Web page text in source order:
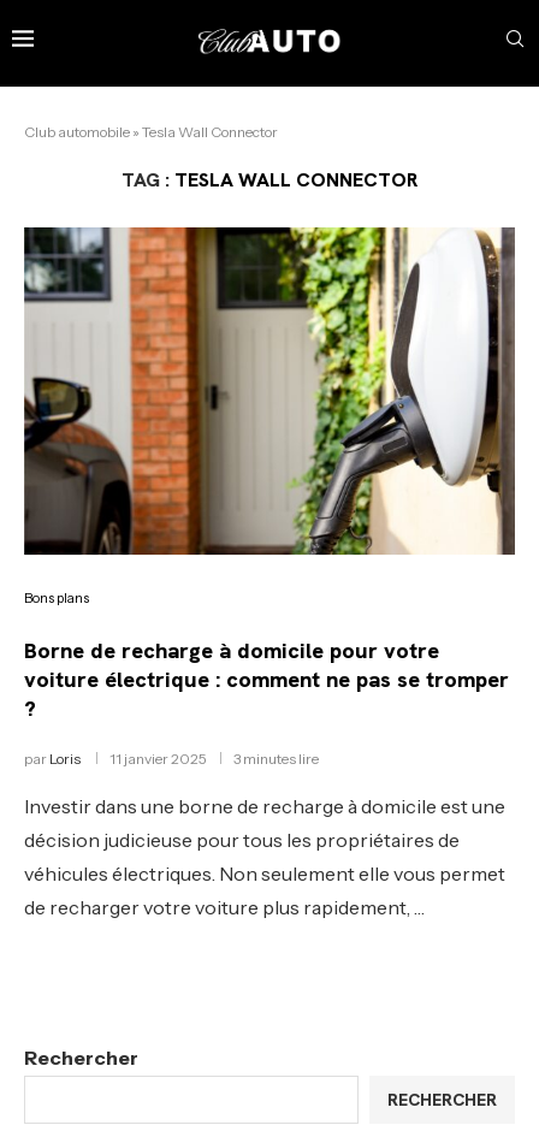
Club automobile » Tesla Wall Connector
TAG : TESLA WALL CONNECTOR
Bons plans
Borne de recharge à domicile pour votre
voiture électrique : comment ne pas se tromper
?
par Loris 11 janvier 2025 3 minutes lire
Investir dans une borne de recharge à domicile est une
décision judicieuse pour tous les propriétaires de
véhicules électriques. Non seulement elle vous permet
de recharger votre voiture plus rapidement, …
Rechercher
RECHERCHER